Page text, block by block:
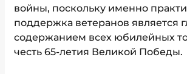
войны, поскольку именно
поддержка ветеранов является
содержанием всех юбилейных
честь 65-летия Великой Победы.